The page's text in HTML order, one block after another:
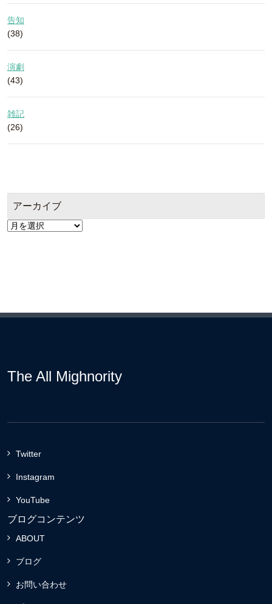
告知
(38)
演劇
(43)
雑記
(26)
アーカイブ
ア
The All Mighnority
Twitter
Instagram
YouTube
ブログコンテンツ
ABOUT
ブログ
お問い合わせ